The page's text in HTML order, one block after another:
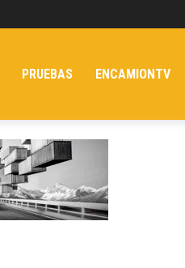
PRUEBAS ENCAMIONTV